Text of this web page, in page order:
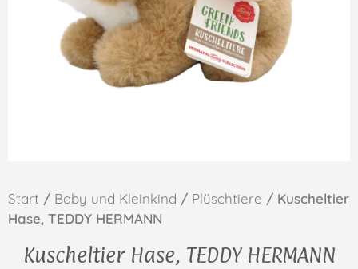
Start / Baby und Kleinkind / Plüschtiere / Kuscheltier
Hase, TEDDY HERMANN
Kuscheltier Hase, TEDDY HERMANN